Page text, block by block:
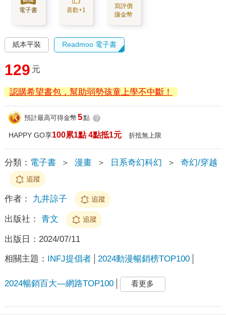
電子書 喜歡+1
寫評價
賺金幣
紙本平裝 Readmoo 電子書
129 元
認購希望書包，幫助弱勢孩童上學不中斷！
預計最高可得金幣 5點 ?
HAPPY GO享100累1點 4點抵1元 折抵無上限
分類： 電子書 ＞ 漫畫 ＞ 日系奇幻科幻 ＞ 奇幻/穿越
追蹤
作者： 九井諒子 追蹤
出版社： 青文 追蹤
出版日： 2024/07/11
相關主題： INFJ提倡者 2024動漫暢銷榜TOP100
2024暢銷百大—網路TOP100 看更多